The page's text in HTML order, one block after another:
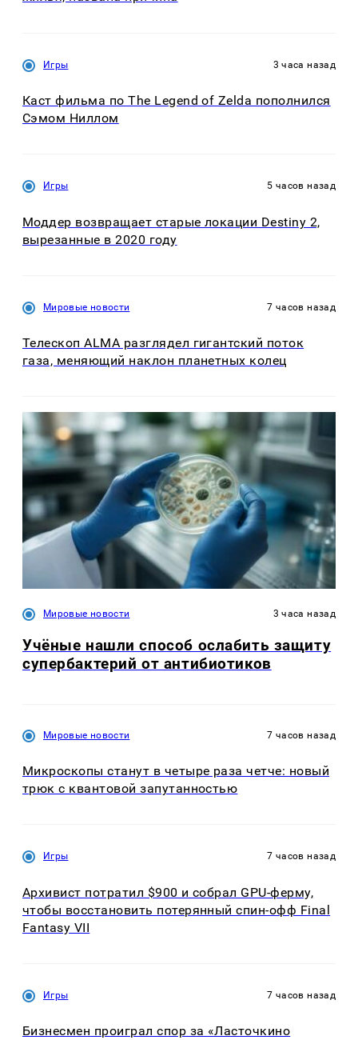
Игры 3 часа назад
Каст фильма по The Legend of Zelda пополнился
Сэмом Ниллом
Игры 5 часов назад
Моддер возвращает старые локации Destiny 2,
вырезанные в 2020 году
Мировые новости 7 часов назад
Телескоп ALMA разглядел гигантский поток
газа, меняющий наклон планетных колец
Мировые новости 3 часа назад
Учёные нашли способ ослабить защиту
супербактерий от антибиотиков
Мировые новости 7 часов назад
Микроскопы станут в четыре раза четче: новый
трюк с квантовой запутанностью
Игры 7 часов назад
Архивист потратил $900 и собрал GPU-ферму,
чтобы восстановить потерянный спин-офф Final
Fantasy VII
Игры 7 часов назад
Бизнесмен проиграл спор за «Ласточкино